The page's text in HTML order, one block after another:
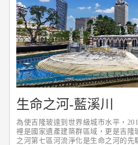
生命之河-藍溪川
為使吉隆玻達到世界級城市水平，
裡是國家遺產建築群區域，更是吉隆
之河第七區河流淨化是生命之河的先